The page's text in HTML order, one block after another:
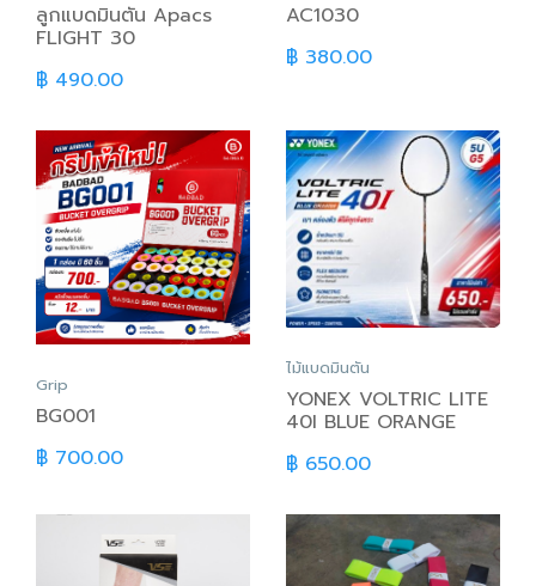
ลูกแบดมินตัน Apacs
FLIGHT 30
฿ 490.00
AC1030
฿ 380.00
Grip
BG001
฿ 700.00
ไม้แบดมินตัน
YONEX VOLTRIC LITE
40I BLUE ORANGE
฿ 650.00